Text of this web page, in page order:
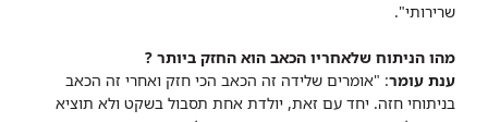
שרירותי".
מהו הניתוח שלאחריו הכאב הוא החזק ביותר ?
ענת עומר: "אומרים שלידה זה הכאב הכי חזק ואחרי זה הכאב
בניתוחי חזה. יחד עם זאת, יולדת אחת תסבול בשקט ולא תוציא